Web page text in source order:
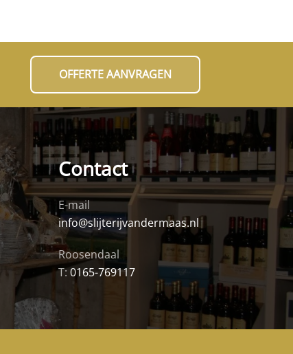
OFFERTE AANVRAGEN
Contact
E-mail
info@slijterijvandermaas.nl
Roosendaal
T:0165-769117